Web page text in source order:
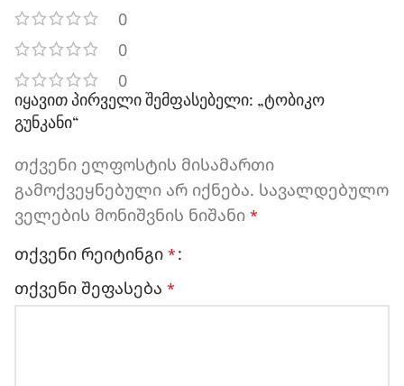
0
0
0
იყავით პირველი შემფასებელი: „ტობიკო
გუნკანი“
თქვენი ელფოსტის მისამართი
გამოქვეყნებული არ იქნება. სავალდებულო
ველების მონიშვნის ნიშანი *
თქვენი რეიტინგი *
თქვენი შეფასება *